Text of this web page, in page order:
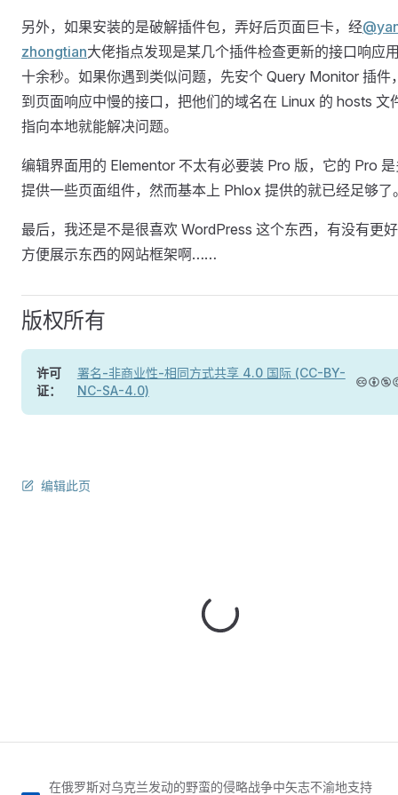
另外，如果安装的是破解插件包，弄好后页面巨卡，经
zhongtian大佬指点发现是某几个插件检查更新的接口响应
十余秒。如果你遇到类似问题，先安个 Query Monitor 插件
到页面响应中慢的接口，把他们的域名在 Linux 的 hosts 文
指向本地就能解决问题。
编辑界面用的 Elementor 不太有必要装 Pro 版，它的 Pro
提供一些页面组件，然而基本上 Phlox 提供的就已经足够了
最后，我还是不是很喜欢 WordPress 这个东西，有没有更
方便展示东西的网站框架啊……
版权所有
许可
证：
署名-非商业性-相同方式共享 4.0 国际 (CC-BY-
NC-SA-4.0)
编辑此页
在俄罗斯对乌克兰发动的野蛮的侵略战争中矢志不渝地支持